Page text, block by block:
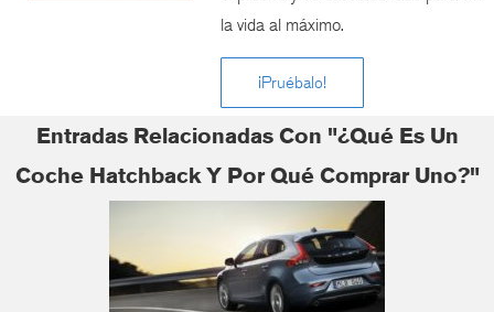
la vida al máximo.
¡Pruébalo!
Entradas Relacionadas Con "¿Qué Es Un
Coche Hatchback Y Por Qué Comprar Uno?"